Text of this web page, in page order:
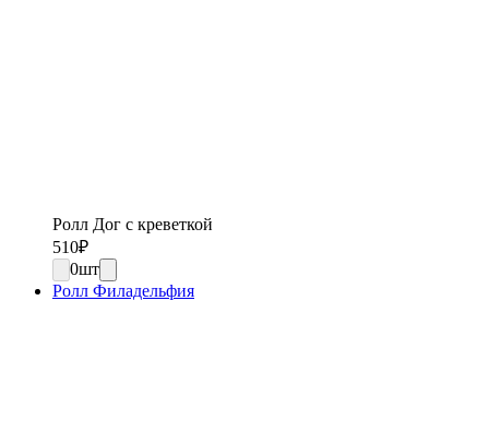
Ролл Дог с креветкой
510₽
0шт
Ролл Филадельфия